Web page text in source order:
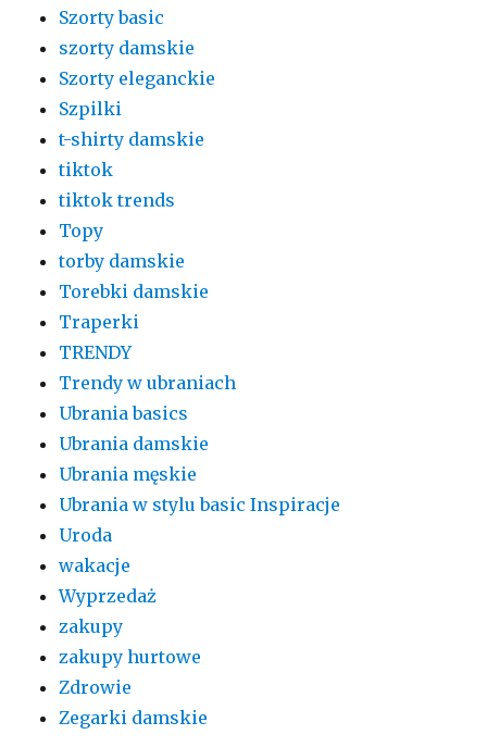
Szorty basic
szorty damskie
Szorty eleganckie
Szpilki
t-shirty damskie
tiktok
tiktok trends
Topy
torby damskie
Torebki damskie
Traperki
TRENDY
Trendy w ubraniach
Ubrania basics
Ubrania damskie
Ubrania męskie
Ubrania w stylu basic Inspiracje
Uroda
wakacje
Wyprzedaż
zakupy
zakupy hurtowe
Zdrowie
Zegarki damskie